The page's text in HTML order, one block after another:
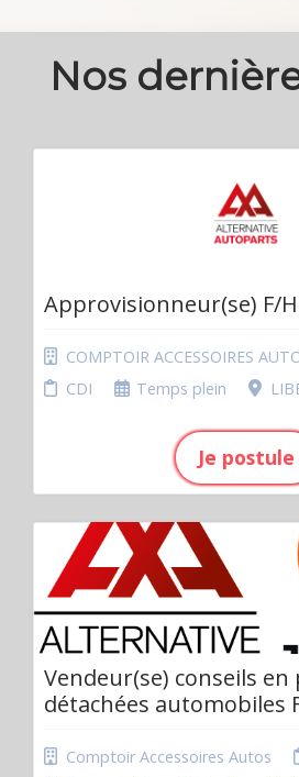
Nos
Approvisionneur(se) F/H
COMPTOIR ACCESSOIRES
CDI
Temps plein
Je postule
Vendeur(se) conseils en
détachées automobiles
Comptoir Accessoires Autos